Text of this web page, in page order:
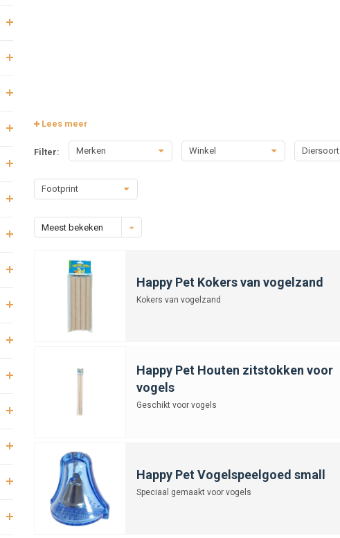
Lees meer
Filter: Merken Winkel Diersoort
Footprint
Meest bekeken
Happy Pet Kokers van vogelzand
Kokers van vogelzand
Happy Pet Houten zitstokken voor
vogels
Geschikt voor vogels
Happy Pet Vogelspeelgoed small
Speciaal gemaakt voor vogels